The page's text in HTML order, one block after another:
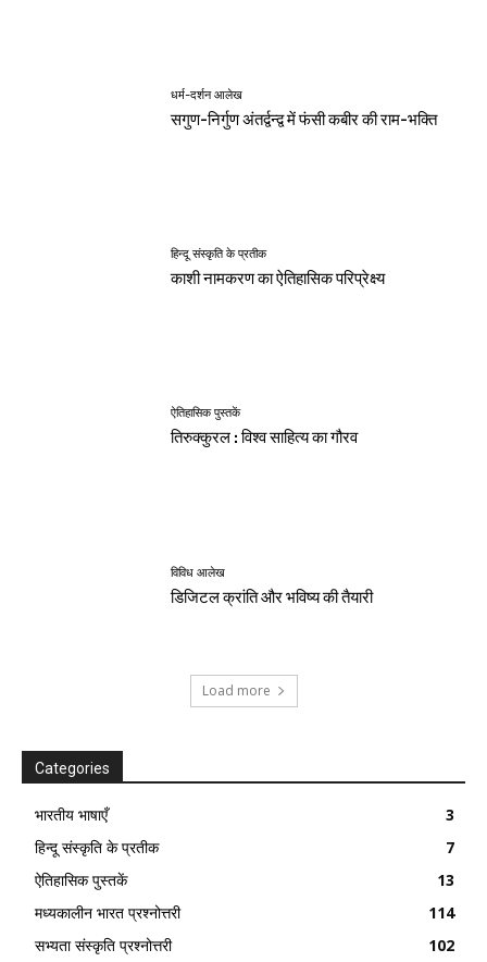
धर्म-दर्शन आलेख
सगुण-निर्गुण अंतर्द्वन्द्व में फंसी कबीर की राम-भक्ति
हिन्दू संस्कृति के प्रतीक
काशी नामकरण का ऐतिहासिक परिप्रेक्ष्य
ऐतिहासिक पुस्तकें
तिरुक्कुरल : विश्व साहित्य का गौरव
विविध आलेख
डिजिटल क्रांति और भविष्य की तैयारी
Load more
Categories
भारतीय भाषाएँ
3
हिन्दू संस्कृति के प्रतीक
7
ऐतिहासिक पुस्तकें
13
मध्यकालीन भारत प्रश्नोत्तरी
114
सभ्यता संस्कृति प्रश्नोत्तरी
102